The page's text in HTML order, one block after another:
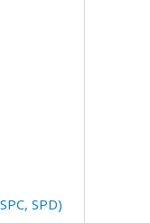
SPD)